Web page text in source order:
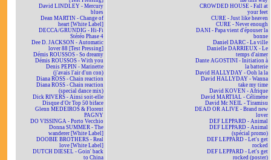
David LINDLEY - Mercury
blues
Dean MARTIN - Change of
heart [White Label]
DECCA/GRUNDIG - Hi-Fi
Stéréo Phase 4
Dee D. JACKSON - Automatic
lover 88 [Test Pressing]
Démis ROUSSOS - So dreamy
Démis ROUSSOS - With you
Denis PEPIN - Marinette
(j'avais l'air d'un con)
Diana ROSS - Chain reaction
Diana ROSS - Chain reaction
(special dance mix)
Dick RIVERS - Ainsi soit-elle
Disque d'Or Top 50 biface
Glenn MEDEIROS & Florent
PAGNY
DO VISSINGA - Porto Vecchio
Donna SUMMER - The
wanderer [White Label]
DOOBIE BROTHERS - Real
love [White Label]
DUTCH DIESEL - Goin' back
to China
CROWDED HOUSE - Fall at
your feet
CURE - Just like heaven
CURE - Never enough
DANI - Papa vient d'épouser la
bonne
Daniel DARC - La ville
Danielle DARRIEUX - Le
temps d'aimer
Dante AGOSTINI - Initiation à
la batterie
David HALLYDAY - Ooh la la
David HALLYDAY - Wanna
take my time
David KOVEN - Afrique
David MARTIAL - Célimène
David Mc NEIL - Tiramisu
DEAD OR ALIVE - Brand new
lover
DEF LEPPARD - Animal
DEF LEPPARD - Animal
(spécial promo)
DEF LEPPARD - Let's get
rocked
DEF LEPPARD - Let's get
rocked (poster)